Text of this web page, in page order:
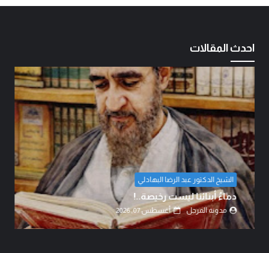
احدث المقالات
د. عامر الطائي
بين حكمة السياسة وأحقاد البدو: كيف تُدار المعارك
بعقول العلماء لا بغيرة ا...
مدونة المرجل أغسطس 07, 2026